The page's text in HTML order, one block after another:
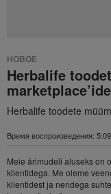
НОВОЕ
Herbalife
Herbalife toodete
Время воспроизведения: 5:09
Meie ärimudeli aluseks on
klientidega. Me oleme
klientidest ja nendega